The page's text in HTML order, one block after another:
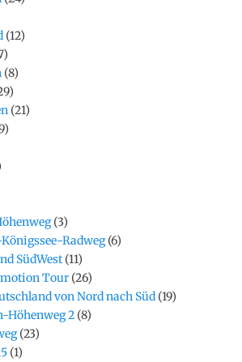
(12)
(8)
(21)
(3)
Radweg(6)
SüdWest(11)
Tour (26)
von Nord nach Süd (19)
Höhenweg 2 (8)
(23)
(1)